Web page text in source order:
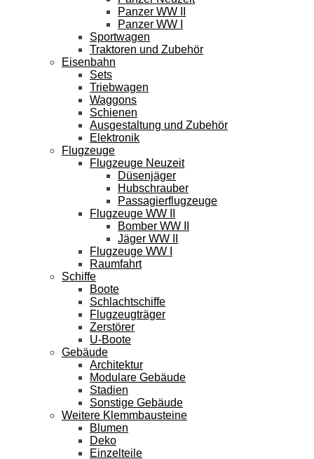
Panzer WW II
Panzer WW I
Sportwagen
Traktoren und Zubehör
Eisenbahn
Sets
Triebwagen
Waggons
Schienen
Ausgestaltung und Zubehör
Elektronik
Flugzeuge
Flugzeuge Neuzeit
Düsenjäger
Hubschrauber
Passagierflugzeuge
Flugzeuge WW II
Bomber WW II
Jäger WW II
Flugzeuge WW I
Raumfahrt
Schiffe
Boote
Schlachtschiffe
Flugzeugträger
Zerstörer
U-Boote
Gebäude
Architektur
Modulare Gebäude
Stadien
Sonstige Gebäude
Weitere Klemmbausteine
Blumen
Deko
Einzelteile